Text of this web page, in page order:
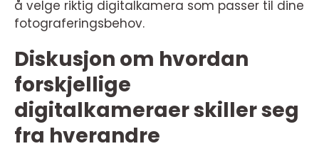
å velge riktig digitalkamera som passer til dine
fotograferingsbehov.
Diskusjon om hvordan
forskjellige
digitalkameraer skiller seg
fra hverandre